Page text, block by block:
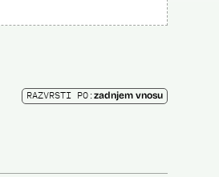
RAZVRSTI PO:zadnjem vnosu